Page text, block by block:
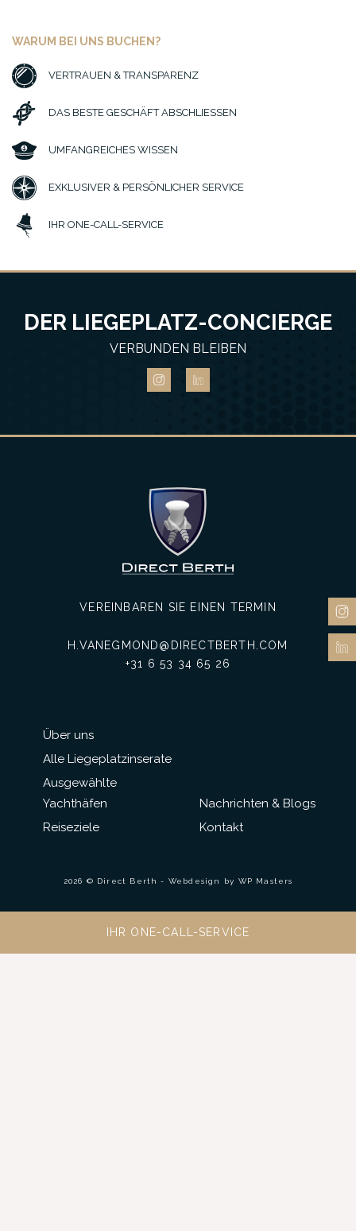
WARUM BEI UNS BUCHEN?
VERTRAUEN & TRANSPARENZ
DAS BESTE GESCHÄFT ABSCHLIESSEN
UMFANGREICHES WISSEN
EXKLUSIVER & PERSÖNLICHER SERVICE
IHR ONE-CALL-SERVICE
DER LIEGEPLATZ-CONCIERGE
VERBUNDEN BLEIBEN
Über uns
Alle Liegeplatzinserate
Ausgewählte
Yachthäfen
Reiseziele
VEREINBAREN SIE EINEN TERMIN
H.VANEGMOND@DIRECTBERTH.COM
+31 6 53 34 65 26
Nachrichten & Blogs
Kontakt
2026 © Direct Berth - Webdesign by WP Masters
IHR ONE-CALL-SERVICE